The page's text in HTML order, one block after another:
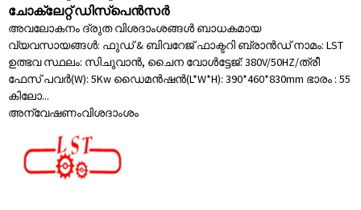
ചോക്ലേറ്റ് ഡിസ്പെൻസർ
അവലോകനം ദ്രുത വിശദാംശങ്ങൾ ബാധകമായ
വ്യവസായങ്ങൾ: ഫുഡ് & ബിവറേജ് ഫാക്ടറി ബ്രാൻഡ് നാമം: LST
ഉത്ഭവ സ്ഥലം: സിചുവാൻ, ചൈന വോൾട്ടേജ്: 380V/50HZ/ത്രീ
ഫേസ് പവർ(W): 5Kw ഡൈമൻഷൻ(L*W*H): 390*460*830mm ഭാരം : 55
കിലോ...
അന്വേഷണംവിശദാംശം